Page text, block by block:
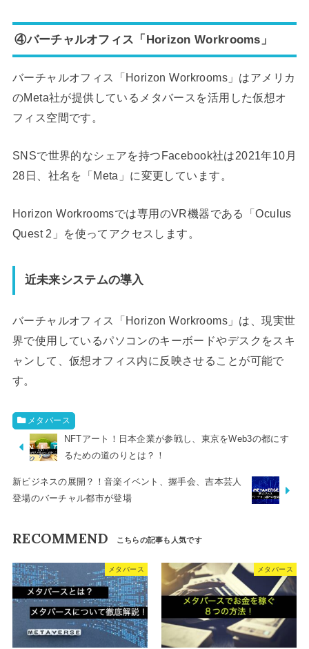
④バーチャルオフィス「Horizon Workrooms」
バーチャルオフィス「Horizon Workrooms」はアメリカ
のMeta社が提供しているメタバースを活用した仮想オ
フィス空間です。
SNSで世界的なシェアを持つFacebook社は2021年10月
28日、社名を「Meta」に変更しています。
Horizon Workroomsでは専用のVR機器である「Oculus
Quest 2」を使ってアクセスします。
近未来システムの導入
バーチャルオフィス「Horizon Workrooms」は、現実世
界で使用しているパソコンのキーボードやデスクをスキ
ャンして、仮想オフィス内に反映させることが可能で
す。
メタバース
NFTアート！日本企業が参戦し、東京をWeb3の都にす
るための道のりとは？！
新ビジネスの展開？！音楽イベント、握手会、吉本芸人
登場のバーチャル都市が登場
RECOMMEND
メタバース メタバース